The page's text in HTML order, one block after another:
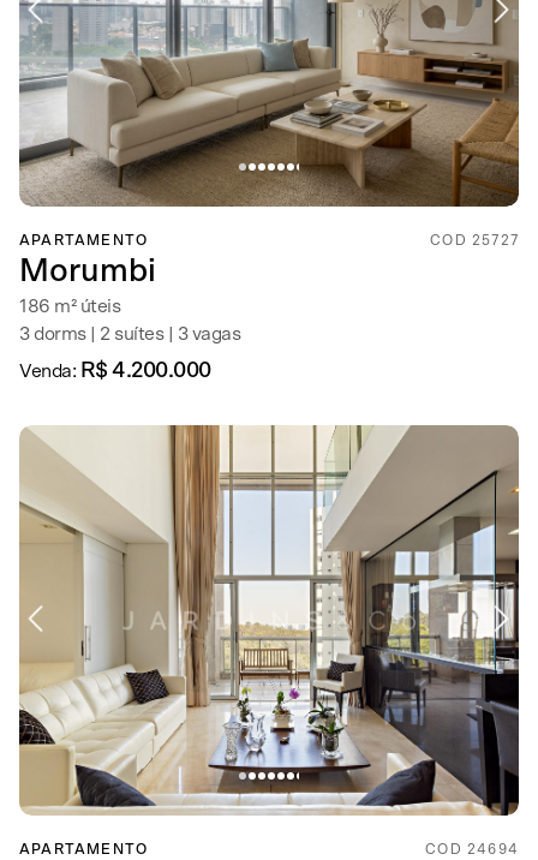
APARTAMENTO COD 25727
Morumbi
186 m² úteis
3 dorms | 2 suítes | 3 vagas
Venda: R$ 4.200.000
APARTAMENTO COD 24694